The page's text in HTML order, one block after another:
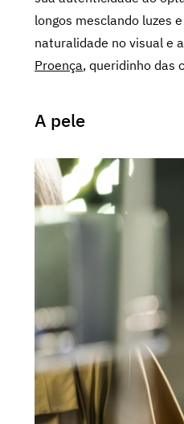
longos mesclando luzes
naturalidade no visual e
Proença, queridinho das
A pele